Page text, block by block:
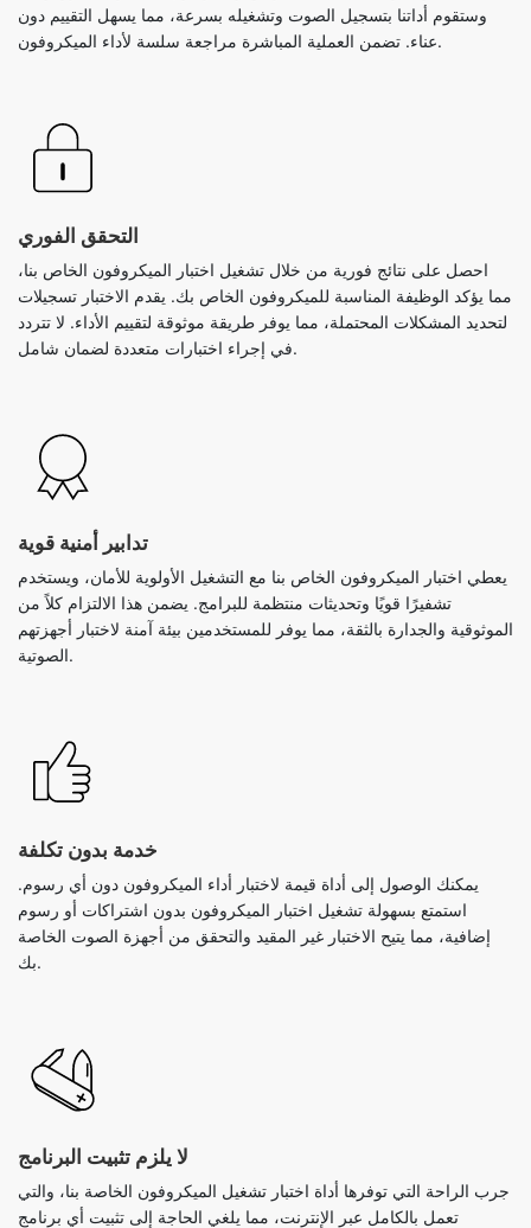
وستقوم أداتنا بتسجيل الصوت وتشغيله بسرعة، مما يسهل التقييم دون
عناء. تضمن العملية المباشرة مراجعة سلسة لأداء الميكروفون.
التحقق الفوري
احصل على نتائج فورية من خلال تشغيل اختبار الميكروفون الخاص بنا،
مما يؤكد الوظيفة المناسبة للميكروفون الخاص بك. يقدم الاختبار تسجيلات
لتحديد المشكلات المحتملة، مما يوفر طريقة موثوقة لتقييم الأداء. لا تتردد
في إجراء اختبارات متعددة لضمان شامل.
تدابير أمنية قوية
يعطي اختبار الميكروفون الخاص بنا مع التشغيل الأولوية للأمان، ويستخدم
تشفيرًا قويًا وتحديثات منتظمة للبرامج. يضمن هذا الالتزام كلاً من
الموثوقية والجدارة بالثقة، مما يوفر للمستخدمين بيئة آمنة لاختبار أجهزتهم
الصوتية.
خدمة بدون تكلفة
يمكنك الوصول إلى أداة قيمة لاختبار أداء الميكروفون دون أي رسوم.
استمتع بسهولة تشغيل اختبار الميكروفون بدون اشتراكات أو رسوم
إضافية، مما يتيح الاختبار غير المقيد والتحقق من أجهزة الصوت الخاصة
بك.
لا يلزم تثبيت البرنامج
جرب الراحة التي توفرها أداة اختبار تشغيل الميكروفون الخاصة بنا، والتي
تعمل بالكامل عبر الإنترنت، مما يلغي الحاجة إلى تثبيت أي برنامج